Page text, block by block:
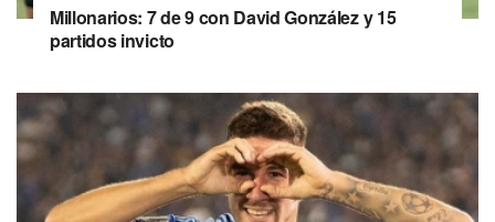
Millonarios: 7 de 9 con David González y 15
partidos invicto